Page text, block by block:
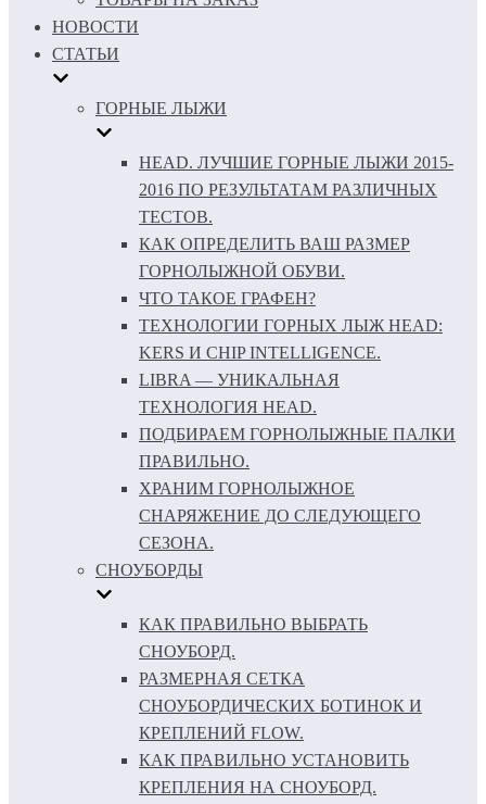
НОВОСТИ
СТАТЬИ
ГОРНЫЕ ЛЫЖИ
HEAD. ЛУЧШИЕ ГОРНЫЕ ЛЫЖИ 2015-
2016 ПО РЕЗУЛЬТАТАМ РАЗЛИЧНЫХ
ТЕСТОВ.
КАК ОПРЕДЕЛИТЬ ВАШ РАЗМЕР
ГОРНОЛЫЖНОЙ ОБУВИ.
ЧТО ТАКОЕ ГРАФЕН?
ТЕХНОЛОГИИ ГОРНЫХ ЛЫЖ HEAD:
KERS И CHIP INTELLIGENCE.
LIBRA — УНИКАЛЬНАЯ
ТЕХНОЛОГИЯ HEAD.
ПОДБИРАЕМ ГОРНОЛЫЖНЫЕ ПАЛКИ
ПРАВИЛЬНО.
ХРАНИМ ГОРНОЛЫЖНОЕ
СНАРЯЖЕНИЕ ДО СЛЕДУЮЩЕГО
СЕЗОНА.
СНОУБОРДЫ
КАК ПРАВИЛЬНО ВЫБРАТЬ
СНОУБОРД.
РАЗМЕРНАЯ СЕТКА
СНОУБОРДИЧЕСКИХ БОТИНОК И
КРЕПЛЕНИЙ FLOW.
КАК ПРАВИЛЬНО УСТАНОВИТЬ
КРЕПЛЕНИЯ НА СНОУБОРД.